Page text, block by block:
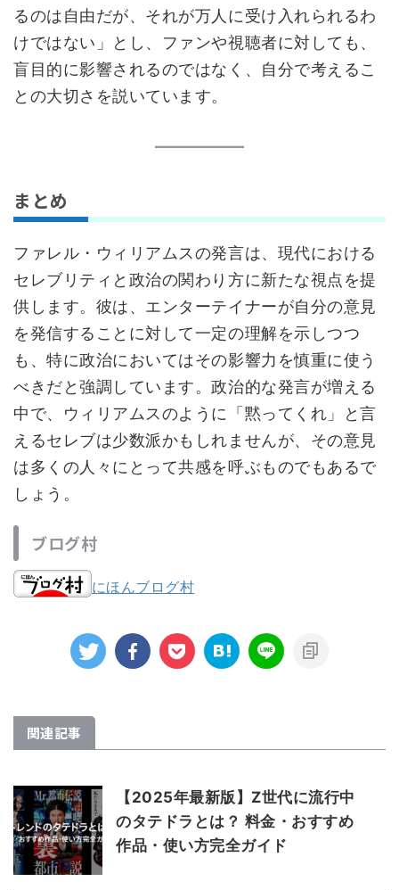
るのは自由だが、それが万人に受け入れられるわ
けではない」とし、ファンや視聴者に対しても、
盲目的に影響されるのではなく、自分で考えるこ
との大切さを説いています。
まとめ
ファレル・ウィリアムスの発言は、現代における
セレブリティと政治の関わり方に新たな視点を提
供します。彼は、エンターテイナーが自分の意見
を発信することに対して一定の理解を示しつつ
も、特に政治においてはその影響力を慎重に使う
べきだと強調しています。政治的な発言が増える
中で、ウィリアムスのように「黙ってくれ」と言
えるセレブは少数派かもしれませんが、その意見
は多くの人々にとって共感を呼ぶものでもあるで
しょう。
ブログ村
にほんブログ村
関連記事
【2025年最新版】Z世代に流行中
のタテドラとは？ 料金・おすすめ
作品・使い方完全ガイド